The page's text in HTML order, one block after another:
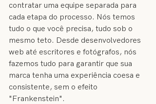
contratar uma equipe separada para
cada etapa do processo. Nós temos
tudo o que você precisa, tudo sob o
mesmo teto. Desde desenvolvedores
web até escritores e fotógrafos, nós
fazemos tudo para garantir que sua
marca tenha uma experiência coesa e
consistente, sem o efeito
"Frankenstein".